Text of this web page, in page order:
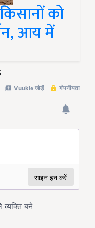
को
आय में